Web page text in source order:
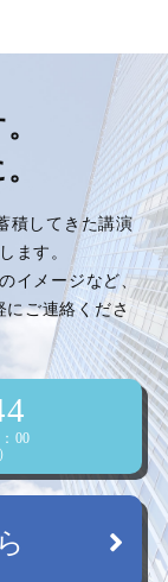
積してきた講演
ます。
イメージなど、
ご連絡くださ
00